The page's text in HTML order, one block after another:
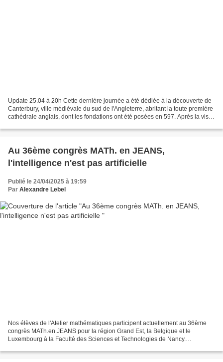
Update 25.04 à 20h Cette dernière journée a été dédiée à la découverte de
Canterbury, ville médiévale du sud de l'Angleterre, abritant la toute première
cathédrale anglais, dont les fondations ont été posées en 597. Après la visite
Au 36ème congrès MATh. en JEANS,
l'intelligence n'est pas artificielle
Publié le 24/04/2025 à 19:59
Par Alexandre Lebel
Nos élèves de l'Atelier mathématiques participent actuellement au 36ème
congrès MATh.en.JEANS pour la région Grand Est, la Belgique et le
Luxembourg à la Faculté des Sciences et Technologies de Nancy.